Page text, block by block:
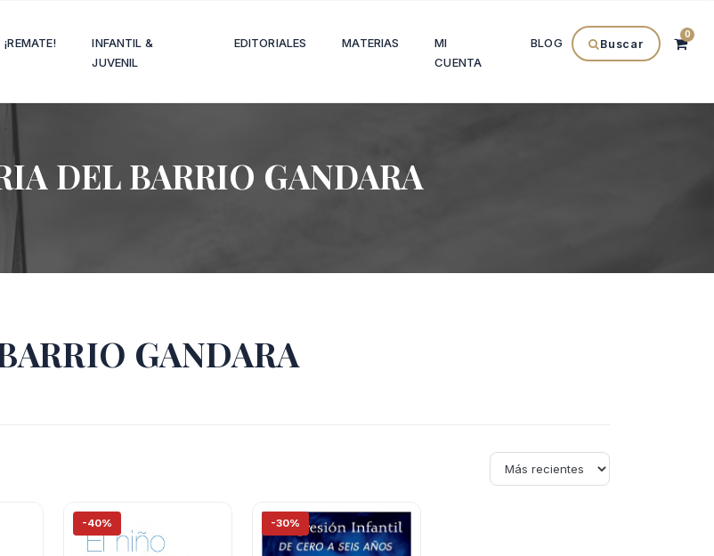
¡REMATE!
INFANTIL &
JUVENIL
EDITORIALES MATERIAS
MI
CUENTA
BLOG Buscar
0
DEL BARRIO GANDARA
GANDARA
-40% -30%